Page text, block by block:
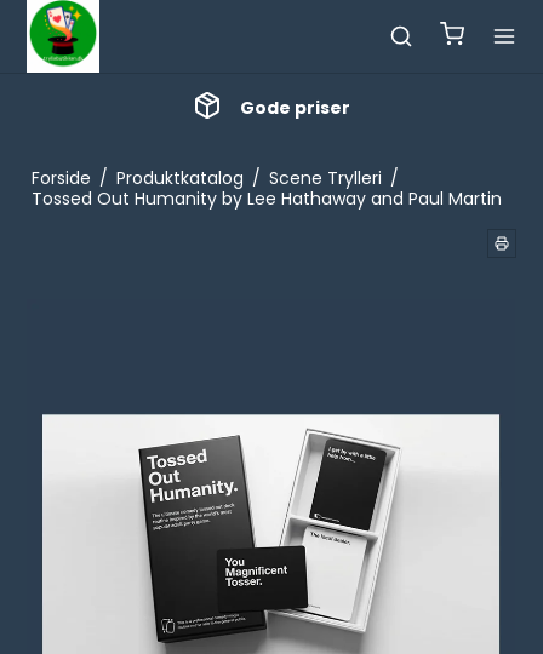
Gode priser
Forside / Produktkatalog / Scene Trylleri /
Tossed Out Humanity by Lee Hathaway and Paul Martin